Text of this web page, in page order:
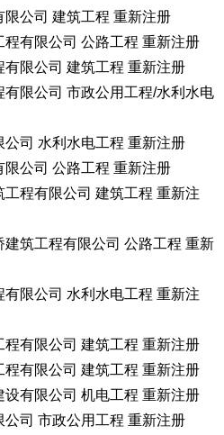
公司 建筑工程 重新注册
有限公司 公路工程 重新注册
限公司 建筑工程 重新注册
限公司 市政公用工程/水利水电
司 水利水电工程 重新注册
公司 公路工程 重新注册
程有限公司 建筑工程 重新注
筑工程有限公司 公路工程 重新
限公司 水利水电工程 重新注
有限公司 建筑工程 重新注册
有限公司 建筑工程 重新注册
有限公司 机电工程 重新注册
司 市政公用工程 重新注册